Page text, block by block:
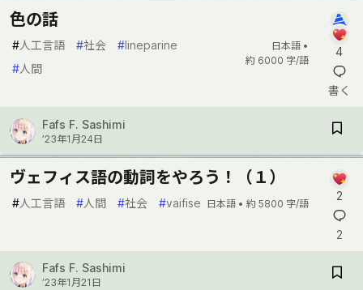
色の話
#人工言語 #社会 #lineparine
#人間
日本語 •
約 6000 字/語
4
書く
Fafs F. Sashimi
’23年1月24日
ヴェフィス語の動詞をやろう！（１）
#人工言語 #人間 #社会 #vaifise 日本語 • 約 5800 字/語
2
2
Fafs F. Sashimi
’23年1月21日